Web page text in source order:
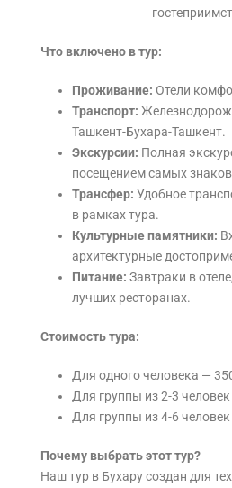
Что включено в тур:
Проживание: Отели
Транспорт:
Ташкент-Бухара-Ташкент.
Экскурсии: Полная
посещением самых
Трансфер: Удобное
в рамках тура.
Культурные памятники:
архитектурные
Питание: Завтраки в
лучших ресторанах.
Стоимость тура:
Для одного человека —
Для группы из 2-3
Для группы из 4-6
Почему выбрать этот тур?
Наш тур в Бухару создан для